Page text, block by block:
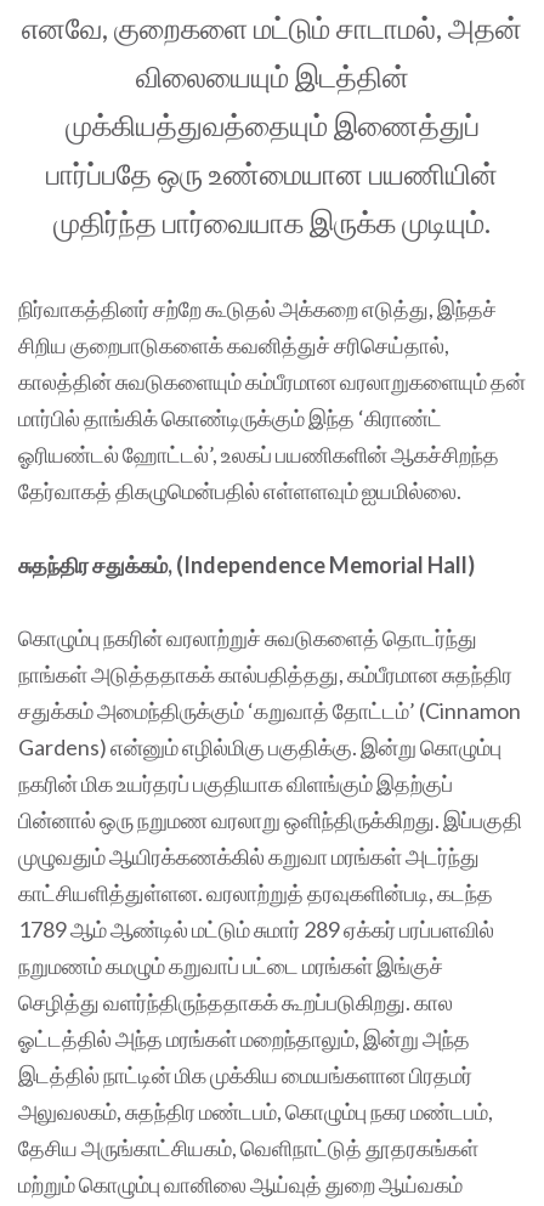
எனவே, குறைகளை மட்டும் சாடாமல், அதன்
விலையையும் இடத்தின்
முக்கியத்துவத்தையும் இணைத்துப்
பார்ப்பதே ஒரு உண்மையான பயணியின்
முதிர்ந்த பார்வையாக இருக்க முடியும்.
நிர்வாகத்தினர் சற்றே கூடுதல் அக்கறை எடுத்து, இந்தச்
சிறிய குறைபாடுகளைக் கவனித்துச் சரிசெய்தால்,
காலத்தின் சுவடுகளையும் கம்பீரமான வரலாறுகளையும் தன்
மார்பில் தாங்கிக் கொண்டிருக்கும் இந்த ‘கிராண்ட்
ஓரியண்டல் ஹோட்டல்’, உலகப் பயணிகளின் ஆகச்சிறந்த
தேர்வாகத் திகழுமென்பதில் எள்ளளவும் ஐயமில்லை.
சுதந்திர சதுக்கம், (Independence Memorial Hall)
கொழும்பு நகரின் வரலாற்றுச் சுவடுகளைத் தொடர்ந்து
நாங்கள் அடுத்ததாகக் கால்பதித்தது, கம்பீரமான சுதந்திர
சதுக்கம் அமைந்திருக்கும் ‘கறுவாத் தோட்டம்’ (Cinnamon
Gardens) என்னும் எழில்மிகு பகுதிக்கு. இன்று கொழும்பு
நகரின் மிக உயர்தரப் பகுதியாக விளங்கும் இதற்குப்
பின்னால் ஒரு நறுமண வரலாறு ஒளிந்திருக்கிறது. இப்பகுதி
முழுவதும் ஆயிரக்கணக்கில் கறுவா மரங்கள் அடர்ந்து
காட்சியளித்துள்ளன. வரலாற்றுத் தரவுகளின்படி, கடந்த
1789 ஆம் ஆண்டில் மட்டும் சுமார் 289 ஏக்கர் பரப்பளவில்
நறுமணம் கமழும் கறுவாப் பட்டை மரங்கள் இங்குச்
செழித்து வளர்ந்திருந்ததாகக் கூறப்படுகிறது. கால
ஓட்டத்தில் அந்த மரங்கள் மறைந்தாலும், இன்று அந்த
இடத்தில் நாட்டின் மிக முக்கிய மையங்களான பிரதமர்
அலுவலகம், சுதந்திர மண்டபம், கொழும்பு நகர மண்டபம்,
தேசிய அருங்காட்சியகம், வெளிநாட்டுத் தூதரகங்கள்
மற்றும் கொழும்பு வானிலை ஆய்வுத் துறை ஆய்வகம்